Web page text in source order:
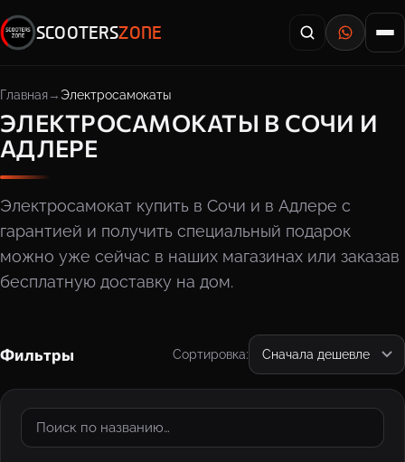
SCOOTERSZONE
Главная Электросамокаты
ЭЛЕКТРОСАМОКАТЫ В СОЧИ И
АДЛЕРЕ
Электросамокат купить в Сочи и в Адлере с
гарантией и получить специальный подарок
можно уже сейчас в наших магазинах или заказав
бесплатную доставку на дом.
Фильтры Сортировка: